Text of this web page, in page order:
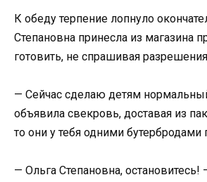
К обеду терпение лопнуло
Степановна принесла из магазина
готовить, не спрашивая
— Сейчас сделаю детям
объявила свекровь, доставая из
то они у тебя одними бутербродами
— Ольга Степановна,